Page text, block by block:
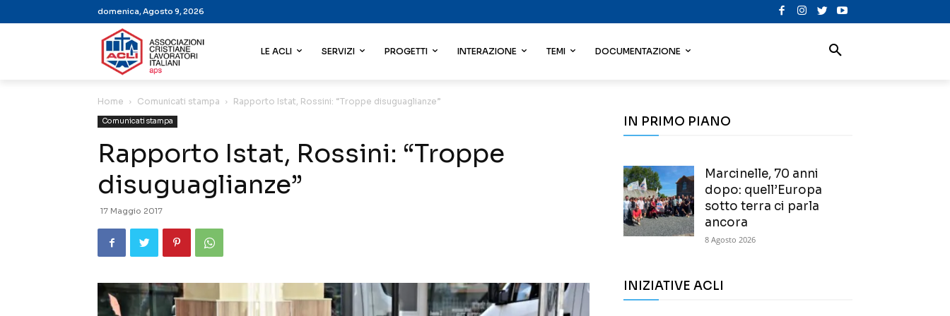
domenica, Agosto 9, 2026
LE ACLI SERVIZI PROGETTI INTERAZIONE TEMI DOCUMENTAZIONE
Home Comunicati stampa Rapporto Istat, Rossini: “Troppe disuguaglianze”
Comunicati stampa
Rapporto Istat, Rossini: “Troppe
disuguaglianze”
17 Maggio 2017
IN PRIMO PIANO
Marcinelle, 70 anni
dopo: quell’Europa
sotto terra ci parla
ancora
8 Agosto 2026
INIZIATIVE ACLI